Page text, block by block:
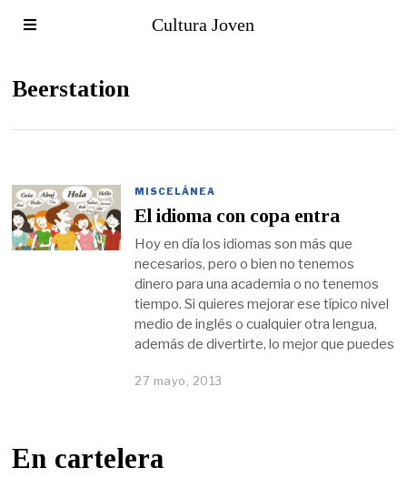
Cultura Joven
Beerstation
MISCELÁNEA
El idioma con copa entra
Hoy en día los idiomas son más que
necesarios, pero o bien no tenemos
dinero para una academia o no tenemos
tiempo. Si quieres mejorar ese típico nivel
medio de inglés o cualquier otra lengua,
además de divertirte, lo mejor que puedes
27 mayo, 2013
En cartelera